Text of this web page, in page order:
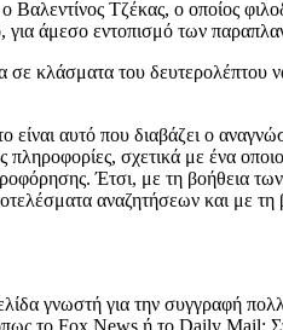
Τζέκας, ο οποίος
άμεσο εντοπισμό των
κλάσματα του δευτερολέπτου
αυτό που διαβάζει ο
σχετικά με ένα
Έτσι, με τη βοήθεια
αναζητήσεων και με
γνωστή για την συγγραφή